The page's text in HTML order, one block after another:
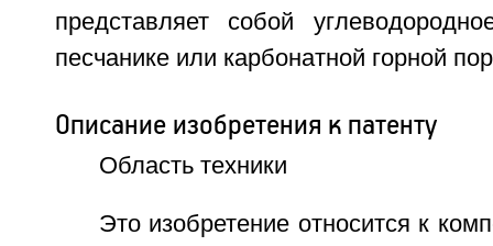
представляет собой
песчанике или карбонатной горной
Описание изобретения к патенту
Область техники
Это изобретение относится к